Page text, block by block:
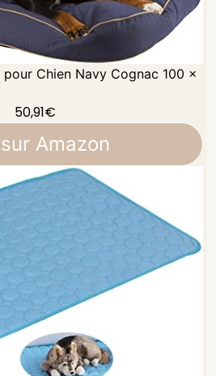
Chien Navy Cognac 100 x
50,91€
Amazon